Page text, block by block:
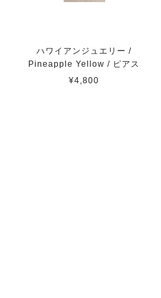
ハワイアンジュエリー /
Pineapple Yellow / ピアス
¥4,800